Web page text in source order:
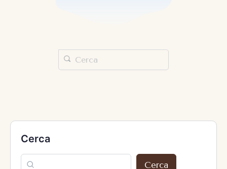
Cerca
Cerca